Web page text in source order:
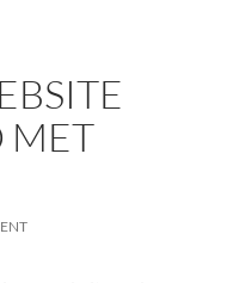
MET